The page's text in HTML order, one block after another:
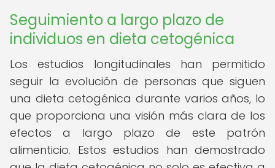
Seguimiento a largo plazo de
individuos en dieta cetogénica
Los estudios longitudinales han permitido
seguir la evolución de personas que siguen
una dieta cetogénica durante varios años, lo
que proporciona una visión más clara de los
efectos a largo plazo de este patrón
alimenticio. Estos estudios han demostrado